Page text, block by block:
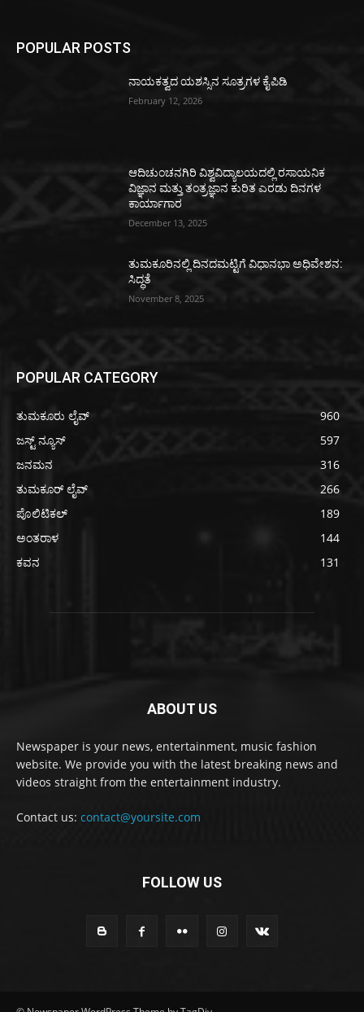
POPULAR POSTS
ನಾಯಕತ್ವದ ಯಶಸ್ಸಿನ ಸೂತ್ರಗಳ ಕೈಪಿಡಿ
February 12, 2026
ಆದಿಚುಂಚನಗಿರಿ ವಿಶ್ವವಿದ್ಯಾಲಯದಲ್ಲಿ ರಸಾಯನಿಕ
ವಿಜ್ಞಾನ ಮತ್ತು ತಂತ್ರಜ್ಞಾನ ಕುರಿತ ಎರಡು ದಿನಗಳ
ಕಾರ್ಯಾಗಾರ
December 13, 2025
ತುಮಕೂರಿನಲ್ಲಿ ದಿನದಮಟ್ಟಿಗೆ ವಿಧಾನಭಾ ಅಧಿವೇಶನ:
ಸಿದ್ಧತೆ
November 8, 2025
POPULAR CATEGORY
ತುಮಕೂರು ಲೈವ್
960
ಜಸ್ಟ್ ನ್ಯೂಸ್
597
ಜನಮನ
316
ತುಮಕೂರ್ ಲೈವ್
266
ಪೊಲಿಟಿಕಲ್
189
ಅಂತರಾಳ
144
ಕವನ
131
ABOUT US
Newspaper is your news, entertainment, music fashion
website. We provide you with the latest breaking news and
videos straight from the entertainment industry.
Contact us: contact@yoursite.com
FOLLOW US